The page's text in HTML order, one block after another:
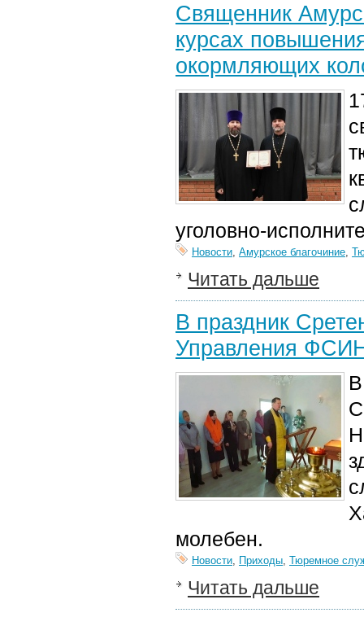
Священник
курсах
окормляющих
уголовно-
Новости, Амурское благочиние,
Читать дальше
В праздник
Управления
молебен.
Новости, Приходы, Тюремное
Читать дальше